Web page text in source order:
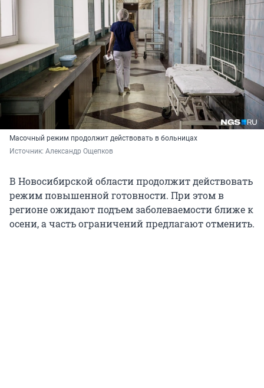
Масочный режим продолжит действовать в больницах
Источник: Александр Ощепков
В Новосибирской области продолжит действовать
режим повышенной готовности. При этом в
регионе ожидают подъем заболеваемости ближе к
осени, а часть ограничений предлагают отменить.